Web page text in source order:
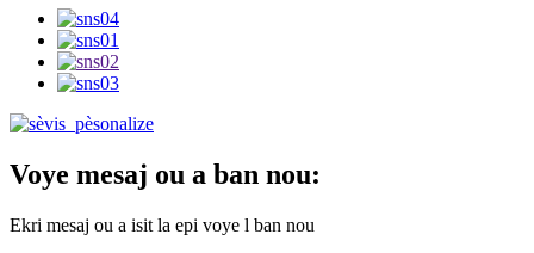
Voye mesaj ou a ban nou:
Ekri mesaj ou a isit la epi voye l ban nou